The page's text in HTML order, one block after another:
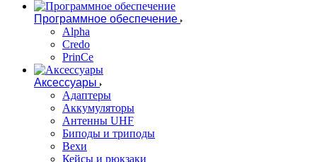
Программное обеспечение
Alpha
Credo
PrinCe
Аксессуары
Адаптеры
Аккумуляторы
Антенны UHF
Биподы и триподы
Вехи
Кейсы и рюкзаки